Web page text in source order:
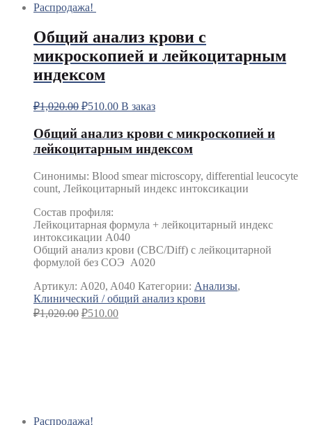
Распродажа!
Общий анализ крови с
микроскопией и лейкоцитарным
индексом
₽1,020.00 ₽510.00 В заказ
Общий анализ крови с микроскопией и
лейкоцитарным индексом
Синонимы: Blood smear microscopy, differential leucocyte
count, Лейкоцитарный индекс интоксикации
Состав профиля:
Лейкоцитарная формула + лейкоцитарный индекс
интоксикации A040
Общий анализ крови (CBC/Diff) с лейкоцитарной
формулой без СОЭ A020
Артикул: A020, A040 Категории: Анализы,
Клинический / общий анализ крови
₽1,020.00 ₽510.00
Распродажа!